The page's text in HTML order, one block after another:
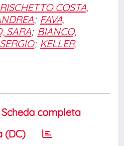
COSTA,
; FAVA,
SARA; BIANCO,
; KELLER,
Scheda completa
(DC)